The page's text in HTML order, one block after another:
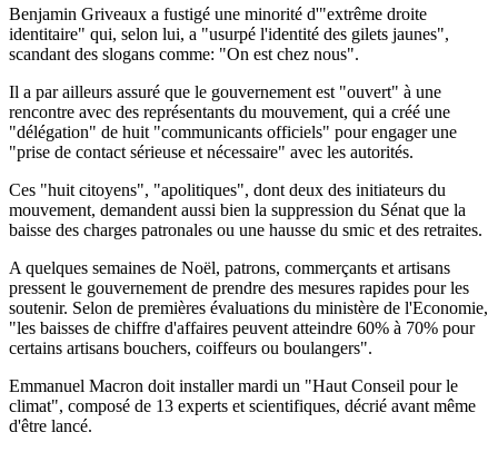
Benjamin Griveaux a fustigé une minorité d'"extrême droite
identitaire" qui, selon lui, a "usurpé l'identité des gilets jaunes",
scandant des slogans comme: "On est chez nous".
Il a par ailleurs assuré que le gouvernement est "ouvert" à une
rencontre avec des représentants du mouvement, qui a créé une
"délégation" de huit "communicants officiels" pour engager une
"prise de contact sérieuse et nécessaire" avec les autorités.
Ces "huit citoyens", "apolitiques", dont deux des initiateurs du
mouvement, demandent aussi bien la suppression du Sénat que la
baisse des charges patronales ou une hausse du smic et des retraites.
A quelques semaines de Noël, patrons, commerçants et artisans
pressent le gouvernement de prendre des mesures rapides pour les
soutenir. Selon de premières évaluations du ministère de l'Economie,
"les baisses de chiffre d'affaires peuvent atteindre 60% à 70% pour
certains artisans bouchers, coiffeurs ou boulangers".
Emmanuel Macron doit installer mardi un "Haut Conseil pour le
climat", composé de 13 experts et scientifiques, décrié avant même
d'être lancé.